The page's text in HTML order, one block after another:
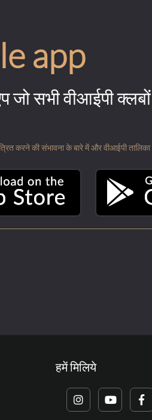
app
जो सभी वीआईपी
करने की संभावना के बारे में और वीआईपी
हमें मिलिये